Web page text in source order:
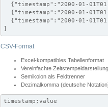
{"timestamp":"2000-01-
{"timestamp":"2000-01-
{"timestamp":"2000-01-
]
CSV-Format
Excel-kompatibles Tabellenformat
Vereinfachte
Semikolon als Feldtrenner
Dezimalkomma (deutsche
timestamp;value